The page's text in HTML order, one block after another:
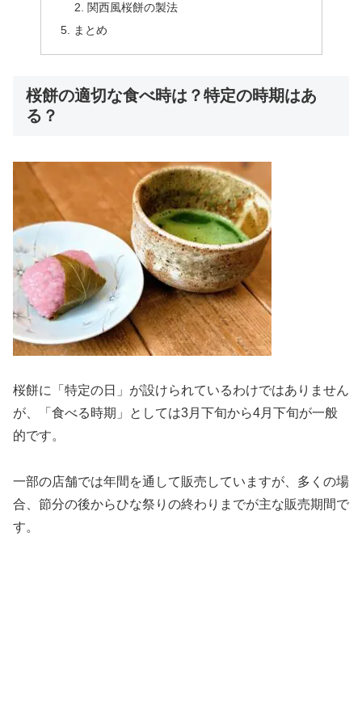
関西風桜餅の製法
まとめ
桜餅の適切な食べ時は？特定の時期はあ
る？
桜餅に「特定の日」が設けられているわけではありません
が、「食べる時期」としては3月下旬から4月下旬が一般
的です。
一部の店舗では年間を通して販売していますが、多くの場
合、節分の後からひな祭りの終わりまでが主な販売期間で
す。